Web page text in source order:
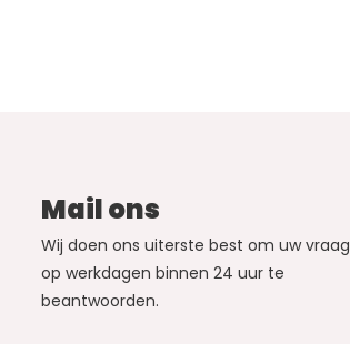
Mail ons
Wij doen ons uiterste best om uw vraag
op werkdagen binnen 24 uur te
beantwoorden.